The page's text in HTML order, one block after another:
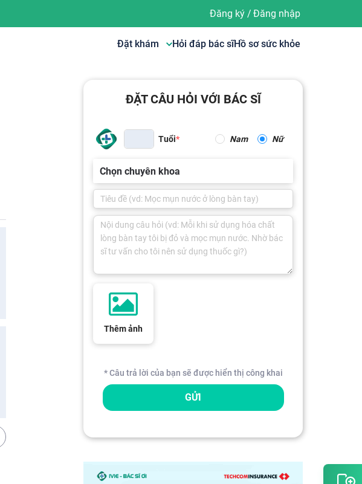
Đăng ký/ Đăng nhập
Đặt khám Hỏi đáp bác sĩHồ sơ sức khỏe
ĐẶT CÂU HỎI VỚI BÁC SĨ
Tuổi Nam Nữ
Chọn chuyên khoa
Thêm ảnh
* Câu trả lời của bạn sẽ được hiển thị công khai
GỬI